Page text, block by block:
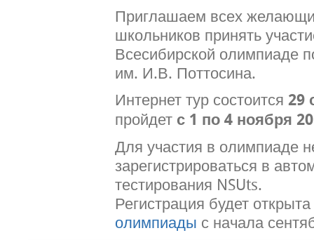
Приглашаем всех
школьников принять
Всесибирской олимпиаде
им. И.В. Поттосина.
Интернет тур состоится 29
пройдет с 1 по 4 ноября
Для участия в олимпиаде
зарегистрироваться в
тестирования NSUts.
Регистрация будет открыта
олимпиады с начала